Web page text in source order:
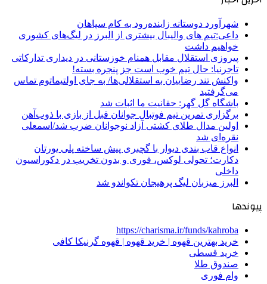
شهرآورد دوستانه زاینده‌رود به کام سپاهان
داعی:تیم های والیبال بیشتری از البرز در لیگ‌های کشوری
خواهیم داشت
پیروزی استقلال مقابل همنام خوزستانی در دیداری تدارکاتی
تاجرنیا: حال تیم خوب است جز پنجره بسته!
واکنش تند رضاییان به استقلالی‌ها/ به جای اولتیماتوم تماس
می‌گرفتید
باشگاه گل گهر: حقانیت ما اثبات شد
برگزاری تمرین تیم فوتبال جوانان قبل از بازی با ذوب‌آهن
اولین مدال طلای کشتی آزاد نوجوانان ضرب شد/اسمعلی
نقره‌ای شد
انواع قاب بندی دیوار با گچبری پیش ساخته پلی یورتان
دکارت؛ تحولی لوکس، فوری و بدون تخریب در دکوراسیون
داخلی
البرز میزبان لیگ پرهیجان تکواندو شد
پیوندها
https://charisma.ir/funds/kahroba
خرید بهترین قهوه | خرید قهوه | قهوه گرنیکا کافی
خرید قسطی
صندوق طلا
وام فوری